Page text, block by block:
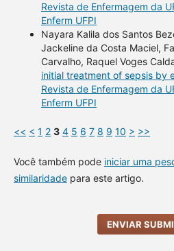
Revista de Enfermagem da
Enferm UFPI
Nayara Kalila dos Santos
Jackeline da Costa Maciel,
Carvalho, Raquel Voges
initial treatment of sepsis by
Revista de Enfermagem da
Enferm UFPI
<< < 1 2 3 4 5 6 7 8 9 10 > >>
Você também pode iniciar uma
similaridadepara este artigo.
ENVIAR